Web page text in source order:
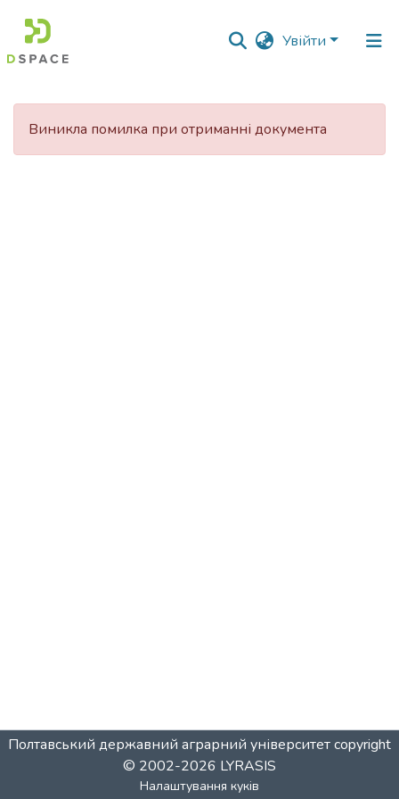
Увійти
Фонди
Виникла помилка при отриманні документа
Полтавський державний аграрний університетcopyright
© 2002-2026 LYRASIS
Налаштування куків